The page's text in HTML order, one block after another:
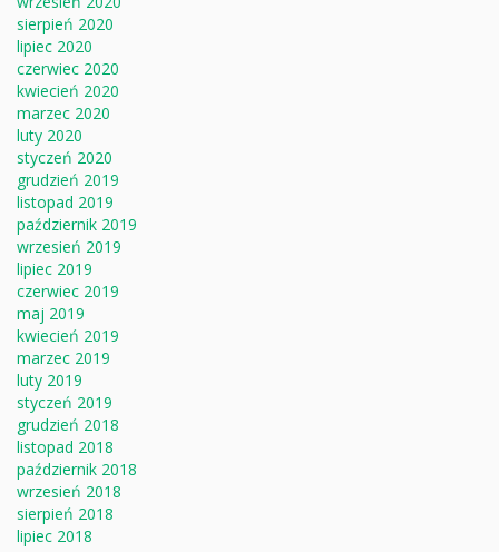
sierpień 2020
lipiec 2020
czerwiec 2020
kwiecień 2020
marzec 2020
luty 2020
styczeń 2020
grudzień 2019
listopad 2019
październik 2019
wrzesień 2019
lipiec 2019
czerwiec 2019
maj 2019
kwiecień 2019
marzec 2019
luty 2019
styczeń 2019
grudzień 2018
listopad 2018
październik 2018
wrzesień 2018
sierpień 2018
lipiec 2018